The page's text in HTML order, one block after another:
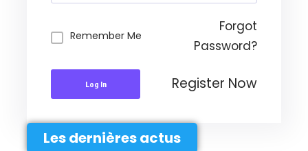
Remember Me
Forgot
Password?
Log In Register Now
Les dernières actus